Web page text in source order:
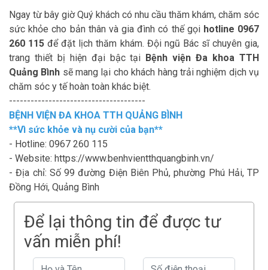
Ngay từ bây giờ Quý khách có nhu cầu thăm khám, chăm sóc
sức khỏe cho bản thân và gia đình có thế gọihotline 0967
260 115 để đặt lịch thăm khám. Đội ngũ Bác sĩ chuyên gia,
trang thiết bị hiện đại bậc tại Bệnh viện Đa khoa TTH
Quảng Bình sẽ mang lại cho khách hàng trải nghiệm dịch vụ
chăm sóc y tế hoàn toàn khác biệt.
--------------------------------------
BỆNH VIỆN ĐA KHOA TTH QUẢNG BÌNH
**Vì sức khỏe và nụ cười của bạn**
- Hotline: 0967 260 115
- Website: https://www.benhvientthquangbinh.vn/
- Địa chỉ: Số 99 đường Điện Biên Phủ, phường Phú Hải, TP
Đồng Hới, Quảng Bình
Để lại thông tin để được tư
vấn miễn phí!